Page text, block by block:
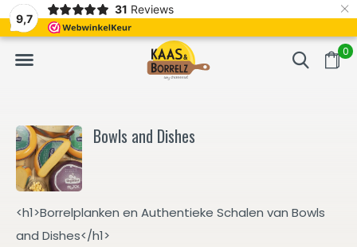
9,7
31 Reviews ×
0
Vaak volgende dag geleverd Gratis bezorgd
Bowls and Dishes
<h1>Borrelplanken en Authentieke Schalen van Bowls
and Dishes</h1>